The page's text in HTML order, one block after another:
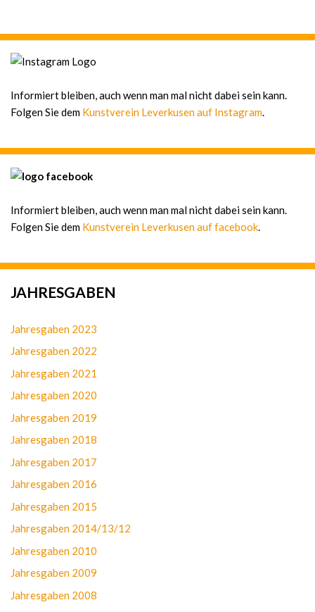
Informiert bleiben, auch wenn man mal nicht dabei sein kann.
Folgen Sie dem Kunstverein Leverkusen auf Instagram.
Informiert bleiben, auch wenn man mal nicht dabei sein kann.
Folgen Sie dem Kunstverein Leverkusen auf facebook
JAHRESGABEN
Jahresgaben 2023
Jahresgaben 2022
Jahresgaben 2021
Jahresgaben 2020
Jahresgaben 2019
Jahresgaben 2018
Jahresgaben 2017
Jahresgaben 2016
Jahresgaben 2015
Jahresgaben 2014/13/12
Jahresgaben 2010
Jahresgaben 2009
Jahresgaben 2008